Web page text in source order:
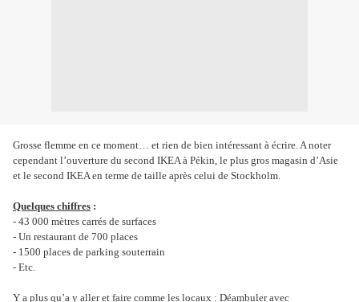
Grosse flemme en ce moment… et rien de bien intéressant à écrire. A noter
cependant l’ouverture du second IKEA à Pékin, le plus gros magasin d’Asie
et le second IKEA en terme de taille après celui de Stockholm.
Quelques chiffres :
- 43 000 mètres carrés de surfaces
- Un restaurant de 700 places
- 1500 places de parking souterrain
- Etc.
Y a plus qu’a y aller et faire comme les locaux : Déambuler avec